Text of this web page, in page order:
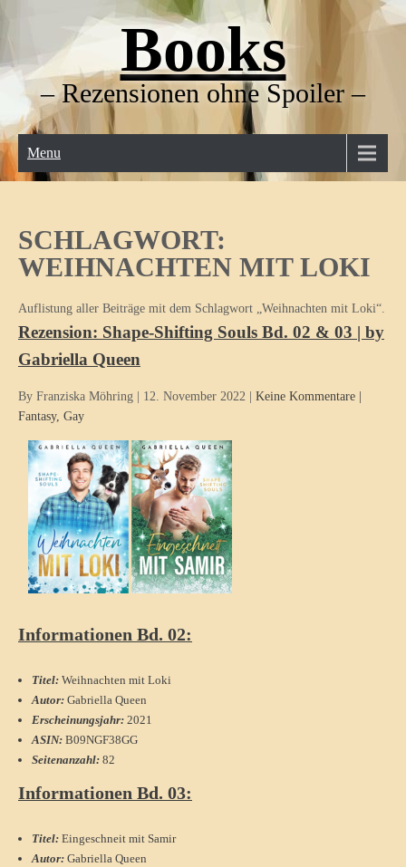
Books
– Rezensionen ohne Spoiler –
Menu
SCHLAGWORT:
WEIHNACHTEN MIT LOKI
Auflistung aller Beiträge mit dem Schlagwort „Weihnachten mit Loki“.
Rezension: Shape-Shifting Souls Bd. 02 & 03 | by
Gabriella Queen
By Franziska Möhring 12. November 2022 Keine Kommentare
Fantasy, Gay
Informationen Bd. 02:
Titel: Weihnachten mit Loki
Autor: Gabriella Queen
Erscheinungsjahr: 2021
ASIN: B09NGF38GG
Seitenanzahl: 82
Informationen Bd. 03:
Titel: Eingeschneit mit Samir
Autor: Gabriella Queen